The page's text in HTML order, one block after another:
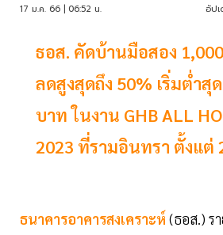
17 ม.ค. 66 | 06:52 น. อัป
ธอส. คัดบ้านมือสอง
ลดสูงสุดถึง 50% เริ่มต่ำสุ
บาท ในงาน GHB ALL
2023 ที่รามอินทรา ตั้งแต่
ธนาคารอาคารสงเคราะห์ (ธอส.) ร